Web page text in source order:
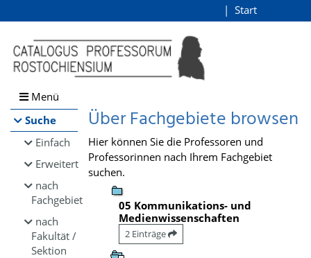
Browsen
direkt zum Inhalt
Start
Menü
Suche
Einfach
Erweitert
nach
Fachgebiet
nach
Fakultät /
Sektion
Über Fachgebiete browsen
Hier können Sie die Professoren und
Professorinnen nach Ihrem Fachgebiet
suchen.
05 Kommunikations- und
Medienwissenschaften
2 Einträge